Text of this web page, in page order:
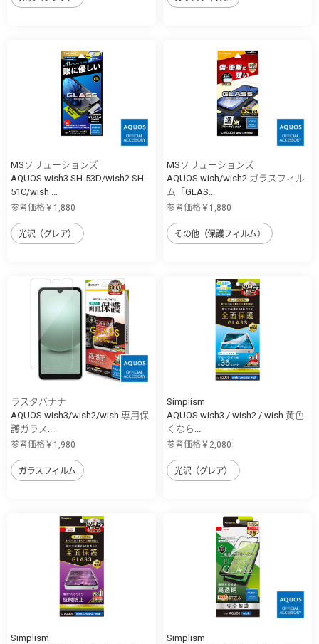
MSソリューションズ
AQUOS wish3 SH-53D/wish2 SH-
51C/wish ...
参考価格￥1,880
光沢（グレア）
MSソリューションズ
AQUOS wish/wish2 ガラスフィル
ム「GLAS...
参考価格￥1,880
その他（保護フィルム）
ラスタバナナ
AQUOS wish3/wish2/wish 専用保
護ガラス...
参考価格￥1,980
ガラスフィルム
Simplism
AQUOS wish3 / wish2 / wish 黄色
くなら...
参考価格￥2,080
光沢（グレア）
Simplism
Simplism